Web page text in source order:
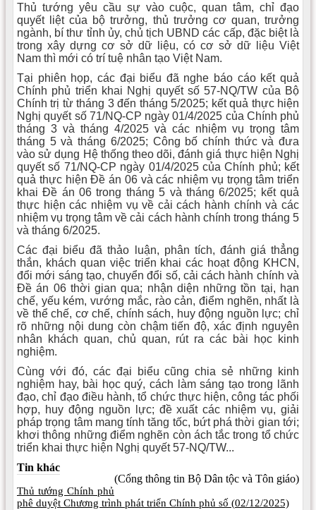
Thủ tướng yêu cầu sự vào cuộc, quan tâm, chỉ đạo
quyết liệt của bộ trưởng, thủ trưởng cơ quan, trưởng
ngành, bí thư tỉnh ủy, chủ tịch UBND các cấp, đặc biệt là
trong xây dựng cơ sở dữ liệu, có cơ sở dữ liệu Việt
Nam thì mới có trí tuệ nhân tạo Việt Nam.
Tại phiên họp, các đại biểu đã nghe báo cáo kết quả
Chính phủ triển khai Nghị quyết số 57-NQ/TW của Bộ
Chính trị từ tháng 3 đến tháng 5/2025; kết quả thực hiện
Nghị quyết số 71/NQ-CP ngày 01/4/2025 của Chính phủ
tháng 3 và tháng 4/2025 và các nhiệm vụ trọng tâm
tháng 5 và tháng 6/2025; Công bố chính thức và đưa
vào sử dụng Hệ thống theo dõi, đánh giá thực hiện Nghị
quyết số 71/NQ-CP ngày 01/4/2025 của Chính phủ; kết
quả thực hiện Đề án 06 và các nhiệm vụ trọng tâm triển
khai Đề án 06 trong tháng 5 và tháng 6/2025; kết quả
thực hiện các nhiệm vụ về cải cách hành chính và các
nhiệm vụ trọng tâm về cải cách hành chính trong tháng 5
và tháng 6/2025.
Các đại biểu đã thảo luận, phân tích, đánh giá thẳng
thắn, khách quan việc triển khai các hoạt động KHCN,
đổi mới sáng tạo, chuyển đổi số, cải cách hành chính và
Đề án 06 thời gian qua; nhận diện những tồn tại, hạn
chế, yếu kém, vướng mắc, rào cản, điểm nghẽn, nhất là
về thể chế, cơ chế, chính sách, huy động nguồn lực; chỉ
rõ những nội dung còn chậm tiến độ, xác định nguyên
nhân khách quan, chủ quan, rút ra các bài học kinh
nghiệm.
Cùng với đó, các đại biểu cũng chia sẻ những kinh
nghiệm hay, bài học quý, cách làm sáng tạo trong lãnh
đạo, chỉ đạo điều hành, tổ chức thực hiện, công tác phối
hợp, huy động nguồn lực; đề xuất các nhiệm vụ, giải
pháp trọng tâm mang tính tăng tốc, bứt phá thời gian tới;
khơi thông những điểm nghẽn còn ách tắc trong tổ chức
triển khai thực hiện Nghị quyết 57-NQ/TW...
(Cổng thông tin Bộ Dân tộc và Tôn giáo)
Tin khác
Thủ tướng Chính phủ
phê duyệt Chương trình phát triển Chính phủ số (02/12/2025)